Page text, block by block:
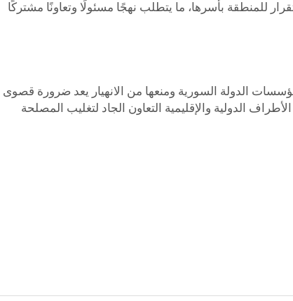
للمنطقة بأسرها، ما يتطلب نهجًا مسئولًا وتعاونًا مشتركًا
الحفاظ على مؤسسات الدولة السورية ومنعها من الانهيار يعد ضرورة قصوى
الدولية والإقليمية التعاون الجاد لتغليب المصلحة